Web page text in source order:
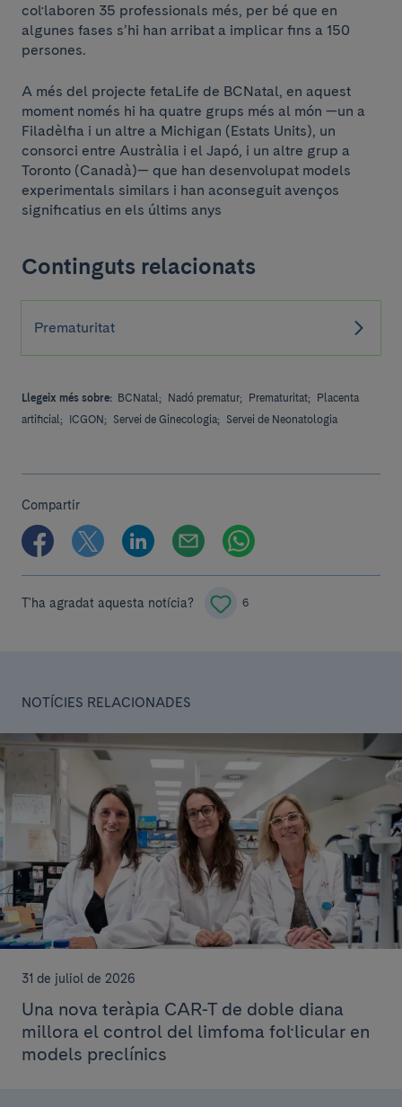
col·laboren 35 professionals més, per bé que en
algunes fases s’hi han arribat a implicar fins a 150
persones.
A més del projecte fetaLife de BCNatal, en aquest
moment només hi ha quatre grups més al món —un a
Filadèlfia i un altre a Michigan (Estats Units), un
consorci entre Austràlia i el Japó, i un altre grup a
Toronto (Canadà)— que han desenvolupat models
experimentals similars i han aconseguit avenços
significatius en els últims anys
Continguts relacionats
Prematuritat
Llegeix més sobre: BCNatal; Nadó prematur; Prematuritat;
Placenta
artificial;
ICGON; Servei de Ginecologia; Servei de Neonatologia
Compartir
T'ha agradat aquesta notícia? 6
NOTÍCIES RELACIONADES
31 de juliol de 2026
Una nova teràpia CAR-T de doble diana
millora el control del limfoma fol·licular en
models preclínics